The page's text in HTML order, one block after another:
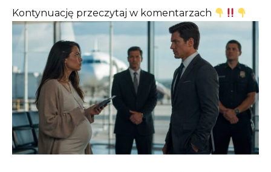
Kontynuację przeczytaj w komentarzach